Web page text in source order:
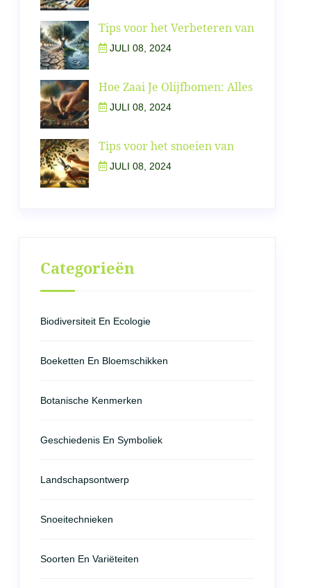
Tips voor het Verbeteren van
JULI 08, 2024
Hoe Zaai Je Olijfbomen: Alles
JULI 08, 2024
Tips voor het snoeien van
JULI 08, 2024
Categorieën
Biodiversiteit En Ecologie
Boeketten En Bloemschikken
Botanische Kenmerken
Geschiedenis En Symboliek
Landschapsontwerp
Snoeitechnieken
Soorten En Variëteiten